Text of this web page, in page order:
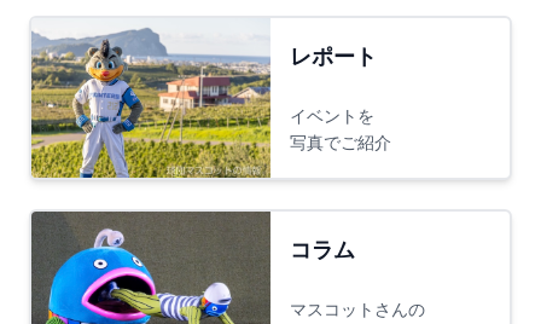
レポート
イベントを
写真でご紹介
コラム
マスコットさんの